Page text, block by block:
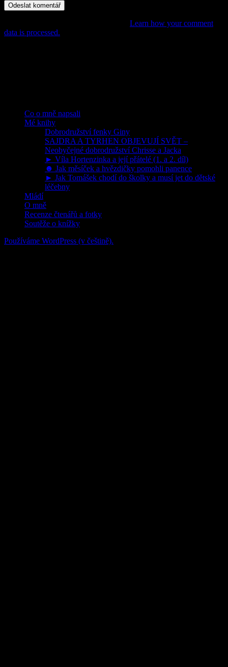
Learn how your comment
data is processed.
Co o mně napsali
Mé knihy
Dobrodružství fenky Giny
SAJDRA A TYRHEN OBJEVUJÍ SVĚT –
Neobyčejné dobrodružství Chrisse a Jacka
► Víla Hortenzinka a její přátelé (1. a 2. díl)
☻ Jak měsíček a hvězdičky pomohli panence
► Jak Tomášek chodí do školky a musí jet do dětské
léčebny
Mládí
O mně
Recenze čtenářů a fotky
Soutěže o knížky
Používáme WordPress (v češtině).